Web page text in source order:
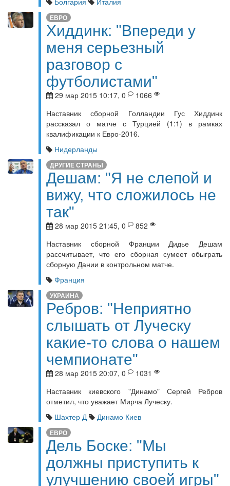
ЕВРО
Хиддинк: "Впереди у
меня серьезный
разговор с
футболистами"
29 мар 2015 10:17, 0
1066
Наставник сборной Голландии Гус Хиддинк
рассказал о матче с Турцией (1:1) в рамках
квалификации к Евро-2016.
Нидерланды
ДРУГИЕ СТРАНЫ
Дешам: "Я не слепой и
вижу, что сложилось не
так"
28 мар 2015 21:45, 0
852
Наставник сборной Франции Дидье Дешам
рассчитывает, что его сборная сумеет обыграть
сборную Дании в контрольном матче.
Франция
УКРАИНА
Ребров: "Неприятно
слышать от Луческу
какие-то слова о нашем
чемпионате"
28 мар 2015 20:07, 0
1031
Наставник киевского "Динамо" Сергей Ребров
отметил, что уважает Мирча Луческу.
Шахтер Д
Динамо Киев
ЕВРО
Дель Боске: "Мы
должны приступить к
улучшению своей игры"